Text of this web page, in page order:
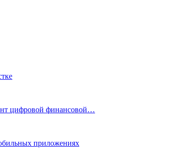
цифровой финансовой…
приложениях